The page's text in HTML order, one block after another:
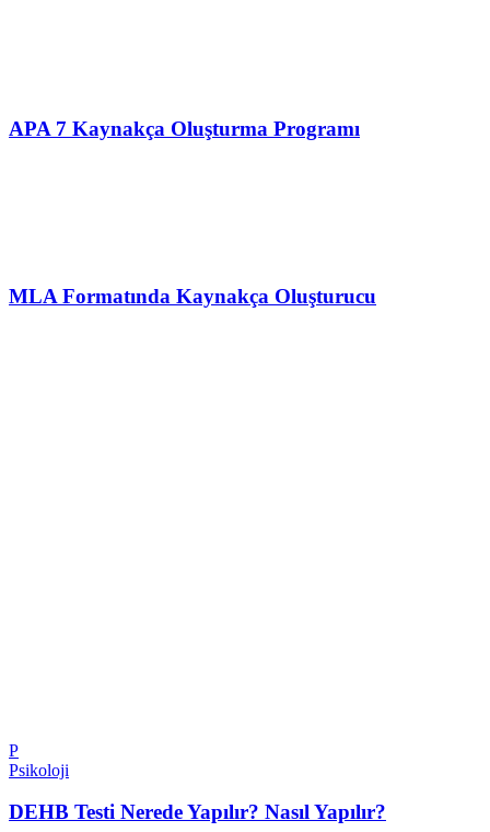
APA 7 Kaynakça Oluşturma Programı
MLA Formatında Kaynakça Oluşturucu
P
Psikoloji
DEHB Testi Nerede Yapılır? Nasıl Yapılır?